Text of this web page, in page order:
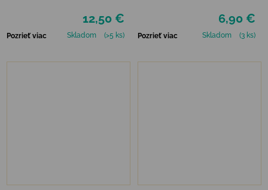
12,50 €
Pozrieť viac Skladom (>5 ks)
6,90 €
Pozrieť viac Skladom (3 ks)